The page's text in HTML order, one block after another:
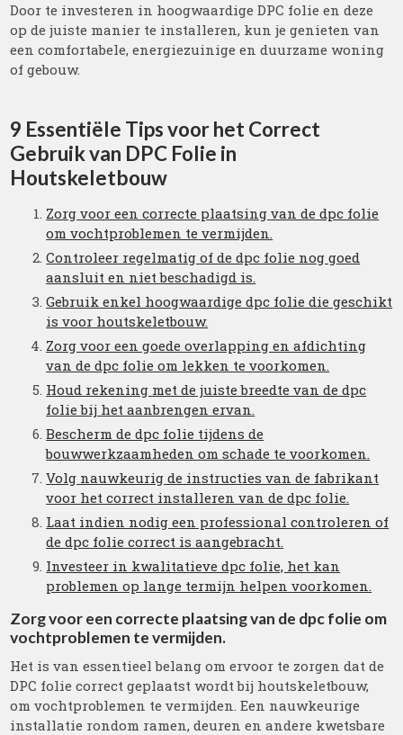
Door te investeren in hoogwaardige DPC folie en deze
op de juiste manier te installeren, kun je genieten van
een comfortabele, energiezuinige en duurzame woning
of gebouw.
9 Essentiële Tips voor het Correct
Gebruik van DPC Folie in
Houtskeletbouw
Zorg voor een correcte plaatsing van de dpc folie
om vochtproblemen te vermijden.
Controleer regelmatig of de dpc folie nog goed
aansluit en niet beschadigd is.
Gebruik enkel hoogwaardige dpc folie die geschikt
is voor houtskeletbouw.
Zorg voor een goede overlapping en afdichting
van de dpc folie om lekken te voorkomen.
Houd rekening met de juiste breedte van de dpc
folie bij het aanbrengen ervan.
Bescherm de dpc folie tijdens de
bouwwerkzaamheden om schade te voorkomen.
Volg nauwkeurig de instructies van de fabrikant
voor het correct installeren van de dpc folie.
Laat indien nodig een professional controleren of
de dpc folie correct is aangebracht.
Investeer in kwalitatieve dpc folie, het kan
problemen op lange termijn helpen voorkomen.
Zorg voor een correcte plaatsing van de dpc folie om
vochtproblemen te vermijden.
Het is van essentieel belang om ervoor te zorgen dat de
DPC folie correct geplaatst wordt bij houtskeletbouw,
om vochtproblemen te vermijden. Een nauwkeurige
installatie rondom ramen, deuren en andere kwetsbare